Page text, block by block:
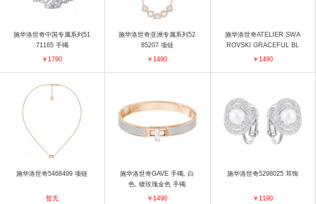
施华洛世奇中国专属系列51
71165 手镯
￥1790
施华洛世奇亚洲专属系列52
85207 项链
￥1490
施华洛世奇ATELIER SWA
ROVSKI GRACEFUL BL
OOM 双环戒指 戒指
￥1490
施华洛世奇5468499 项链
暂无
施华洛世奇GAVE 手镯, 白
色, 镀玫瑰金色 手镯
￥1490
施华洛世奇5298025 耳饰
￥1190